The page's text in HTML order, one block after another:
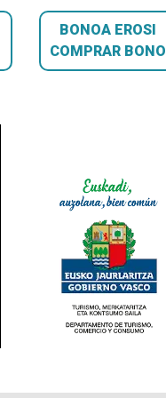
BONOA EROSI
COMPRAR BONO